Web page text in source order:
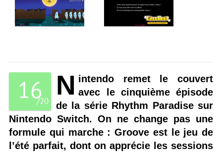
16
/20
N intendo remet le couvert
avec le cinquième épisode
de la série Rhythm Paradise sur
Nintendo Switch. On ne change pas une
formule qui marche : Groove est le jeu de
l’été parfait, dont on apprécie les sessions